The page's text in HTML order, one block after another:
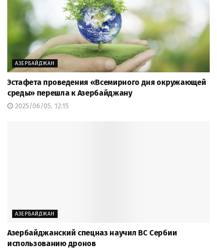
АЗЕРБАЙДЖАН
Эстафета проведения «Всемирного дня окружающей
среды» перешла к Азербайджану
2025/06/05, 12:15
АЗЕРБАЙДЖАН
Азербайджанский спецназ научил ВС Сербии
использованию дронов